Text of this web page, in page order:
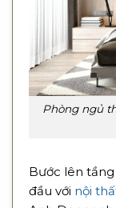
Phòng ngủ
Bước lên
đầu với nội